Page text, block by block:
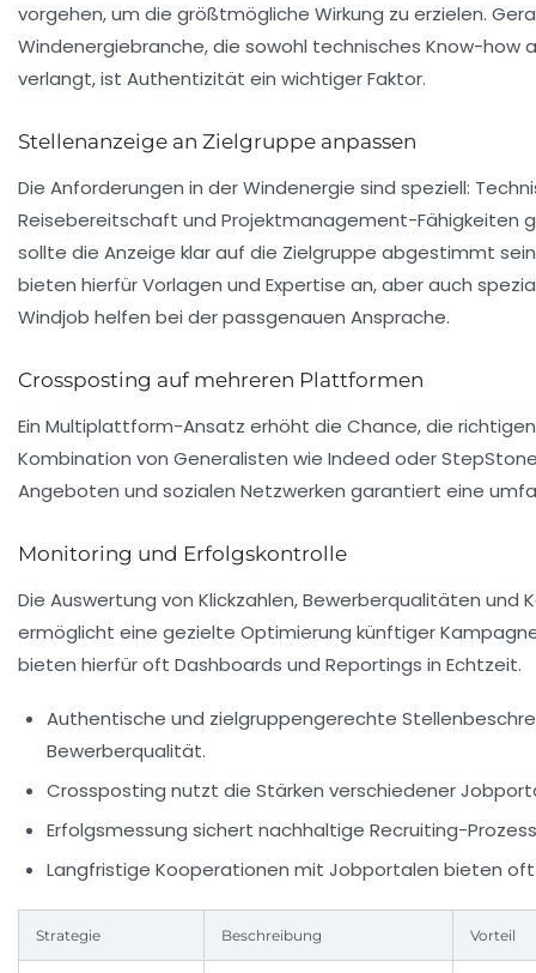
vorgehen, um die größtmögliche Wirkung zu erzielen.
Windenergiebranche, die sowohl technisches Know-how
verlangt, ist Authentizität ein wichtiger Faktor.
Stellenanzeige an Zielgruppe anpassen
Die Anforderungen in der Windenergie sind speziell:
Reisebereitschaft und Projektmanagement-Fähigkeiten
sollte die Anzeige klar auf die Zielgruppe abgestimmt
bieten hierfür Vorlagen und Expertise an, aber auch
Windjob helfen bei der passgenauen Ansprache.
Crossposting auf mehreren Plattformen
Ein Multiplattform-Ansatz erhöht die Chance, die
Kombination von Generalisten wie Indeed oder
Angeboten und sozialen Netzwerken garantiert eine
Monitoring und Erfolgskontrolle
Die Auswertung von Klickzahlen, Bewerberqualitäten und
ermöglicht eine gezielte Optimierung künftiger
bieten hierfür oft Dashboards und Reportings in Echtzeit.
Authentische und zielgruppengerechte
Bewerberqualität.
Crossposting nutzt die Stärken verschiedener
Erfolgsmessung sichert nachhaltige Recruiting-
Langfristige Kooperationen mit Jobportalen bieten
Strategie Beschreibung Vorteil